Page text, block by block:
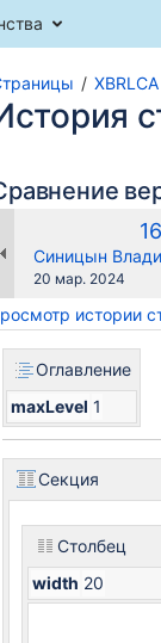
подраздела 6
по форме
Синицын
Сохранено
20 мар. 2024
истории
Оглавление
maxLevel 1
Секция
Столбец
width 20